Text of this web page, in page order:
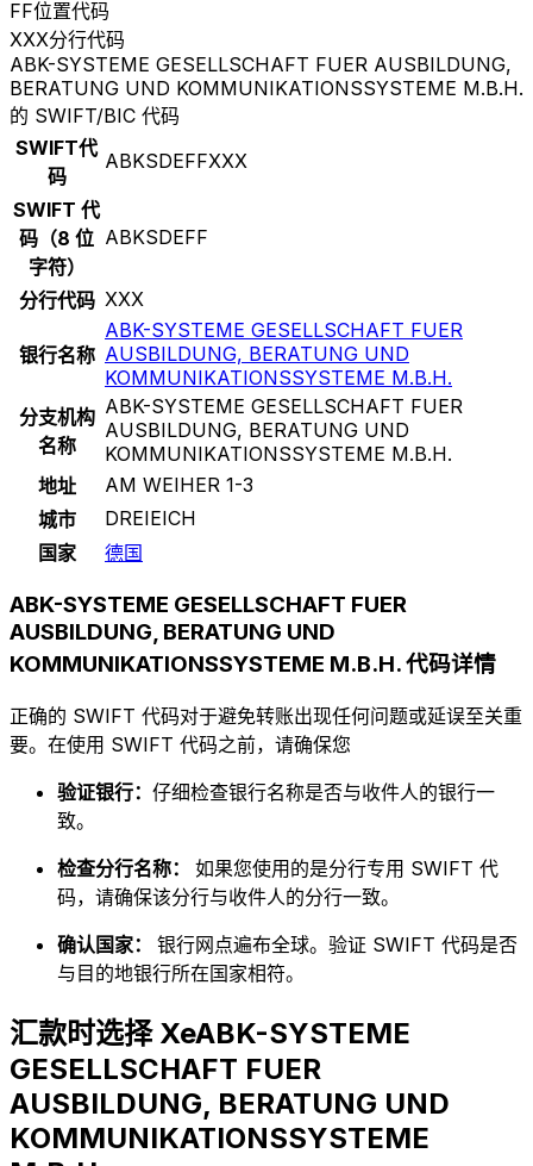
FF位置代码
XXX分行代码
ABK-SYSTEME GESELLSCHAFT FUER AUSBILDUNG,
BERATUNG UND KOMMUNIKATIONSSYSTEME M.B.H.
的 SWIFT/BIC 代码
SWIFT代
码
ABKSDEFFXXX
SWIFT 代
码（8 位
字符）
ABKSDEFF
分行代码 XXX
银行名称
ABK-SYSTEME GESELLSCHAFT FUER
AUSBILDUNG, BERATUNG UND
KOMMUNIKATIONSSYSTEME M.B.H.
分支机构
名称
ABK-SYSTEME GESELLSCHAFT FUER
AUSBILDUNG, BERATUNG UND
KOMMUNIKATIONSSYSTEME M.B.H.
地址
AM WEIHER 1-3
城市
DREIEICH
国家
德国
ABK-SYSTEME GESELLSCHAFT FUER
AUSBILDUNG, BERATUNG UND
KOMMUNIKATIONSSYSTEME M.B.H. 代码详情
正确的 SWIFT 代码对于避免转账出现任何问题或延误至关重
要。在使用 SWIFT 代码之前，请确保您
验证银行： 仔细检查银行名称是否与收件人的银行一
致。
检查分行名称： 如果您使用的是分行专用 SWIFT 代
码，请确保该分行与收件人的分行一致。
确认国家： 银行网点遍布全球。验证 SWIFT 代码是否
与目的地银行所在国家相符。
汇款时选择 XeABK-SYSTEME
GESELLSCHAFT FUER
AUSBILDUNG, BERATUNG UND
KOMMUNIKATIONSSYSTEME